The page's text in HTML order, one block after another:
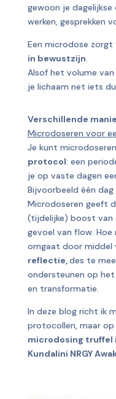
gewoon je
werken, gesprekken
Een microdose zorgt
in bewustzijn.
Alsof het volume
je lichaam net iets
Verschillende
Microdoseren voor
Je kunt
protocol: een
je op vaste dagen
Bijvoorbeeld één
Microdoseren geeft
(tijdelijke) boost
gevoel van flow.
omgaat door middel
reflectie,des te
ondersteunen op
en transformatie.
In deze blog richt ik
protocollen, maar
microdosing truffel
Kundalini NRGY